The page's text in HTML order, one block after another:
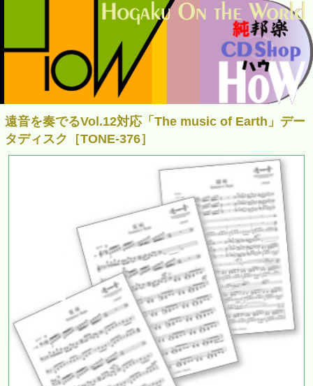
遠音を奏でるVol.12対応「The music of Earth」デー
タディスク［TONE-376］